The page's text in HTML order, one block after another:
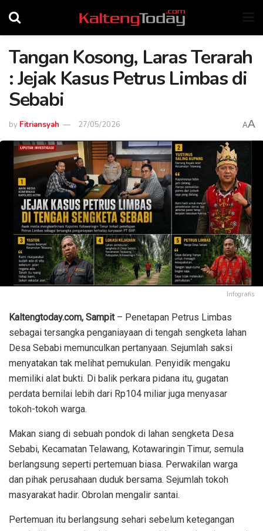
Tangan Kosong, Laras Terarah
: Jejak Kasus Petrus Limbas di
Sebabi
by Fitriansyah 27/05/2026 AA
Infografis
Kaltengtoday.com, Sampit– Penetapan Petrus Limbas
sebagai tersangka penganiayaan di tengah sengketa lahan
Desa Sebabi memunculkan pertanyaan. Sejumlah saksi
menyatakan tak melihat pemukulan. Penyidik mengaku
memiliki alat bukti. Di balik perkara pidana itu, gugatan
perdata bernilai lebih dari Rp104 miliar juga menyasar
tokoh-tokoh warga.
Makan siang di sebuah pondok di lahan sengketa Desa
Sebabi, Kecamatan Telawang, Kotawaringin Timur, semula
berlangsung seperti pertemuan biasa. Perwakilan warga
dan pihak perusahaan duduk bersama. Sejumlah tokoh
masyarakat hadir. Obrolan mengalir santai.
Pertemuan itu berlangsung sehari sebelum ketegangan